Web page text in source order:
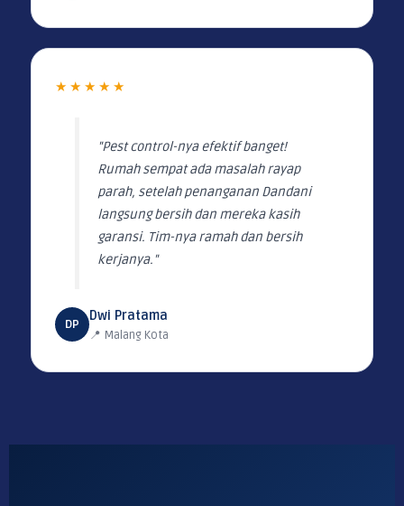
★★★★★
"Pest control-nya efektif banget!
Rumah sempat ada masalah rayap
parah, setelah penanganan Dandani
langsung bersih dan mereka kasih
garansi. Tim-nya ramah dan bersih
kerjanya."
DP
Dwi Pratama
📍 Malang Kota